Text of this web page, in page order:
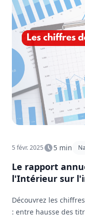
5 févr. 2025 5 min
Le rapport
l'Intérieur sur
Découvrez les
: entre hausse des